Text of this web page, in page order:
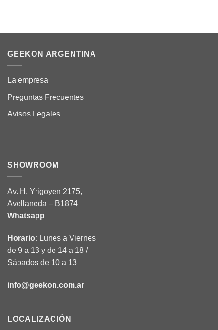
GEEKON ARGENTINA
La empresa
Preguntas Frecuentes
Avisos Legales
SHOWROOM
Av. H. Yrigoyen 2175,
Avellaneda – B1874
Whatsapp
Horario: Lunes a Viernes
de 9 a 13 y de 14 a 18 /
Sábados de 10 a 13
info@geekon.com.ar
LOCALIZACIÓN